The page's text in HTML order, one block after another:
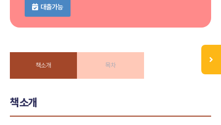
대출가능
책소개 목차
책소개